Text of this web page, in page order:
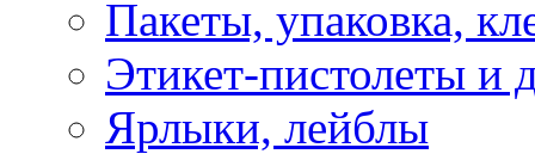
Пакеты, упаковка,
Этикет-пистолеты и
Ярлыки, лейблы